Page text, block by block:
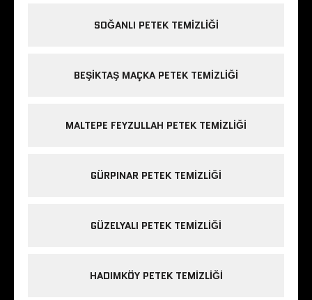
SOĞANLI PETEK TEMIZLIĞI
BEŞIKTAŞ MAÇKA PETEK TEMIZLIĞI
MALTEPE FEYZULLAH PETEK TEMIZLIĞI
GÜRPINAR PETEK TEMIZLIĞI
GÜZELYALI PETEK TEMIZLIĞI
HADIMKÖY PETEK TEMIZLIĞI